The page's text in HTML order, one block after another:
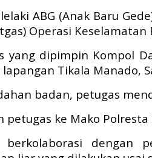
ABG (Anak Baru
Operasi Keselamatan
yang dipimpin Kompol
Tikala Manado,
badan, petugas
petugas ke Mako
dengan